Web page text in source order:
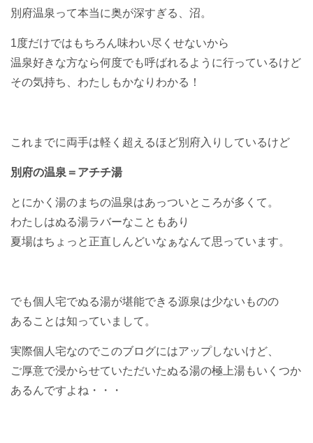
別府温泉って本当に奥が深すぎる、沼。
1度だけではもちろん味わい尽くせないから
温泉好きな方なら何度でも呼ばれるように行っているけど
その気持ち、わたしもかなりわかる！
これまでに両手は軽く超えるほど別府入りしているけど
別府の温泉＝アチチ湯
とにかく湯のまちの温泉はあっついところが多くて。
わたしはぬる湯ラバーなこともあり
夏場はちょっと正直しんどいなぁなんて思っています。
でも個人宅でぬる湯が堪能できる源泉は少ないものの
あることは知っていまして。
実際個人宅なのでこのブログにはアップしないけど、
ご厚意で浸からせていただいたぬる湯の極上湯もいくつか
あるんですよね・・・